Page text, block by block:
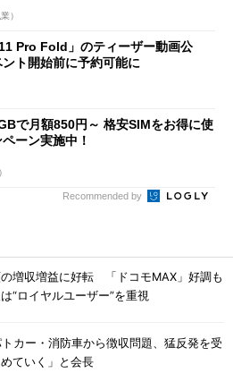
）
Pro Fold」のティーザー動画公
ト開始前に予約可能に
で月額850円～ 格安SIMをお得に使
ーン実施中！
Recommended by
の増収増益に好転 「ドコモMAX」好調も
“ロイヤルユーザー”を重視
カー・消防車から徴収問題、猛反発を受
ていく」と会長